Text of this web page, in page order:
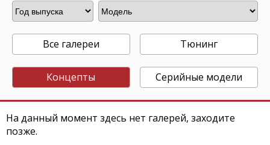
Все галереи Тюнинг
Концепты Серийные модели
На данный момент здесь нет галерей, заходите
позже.